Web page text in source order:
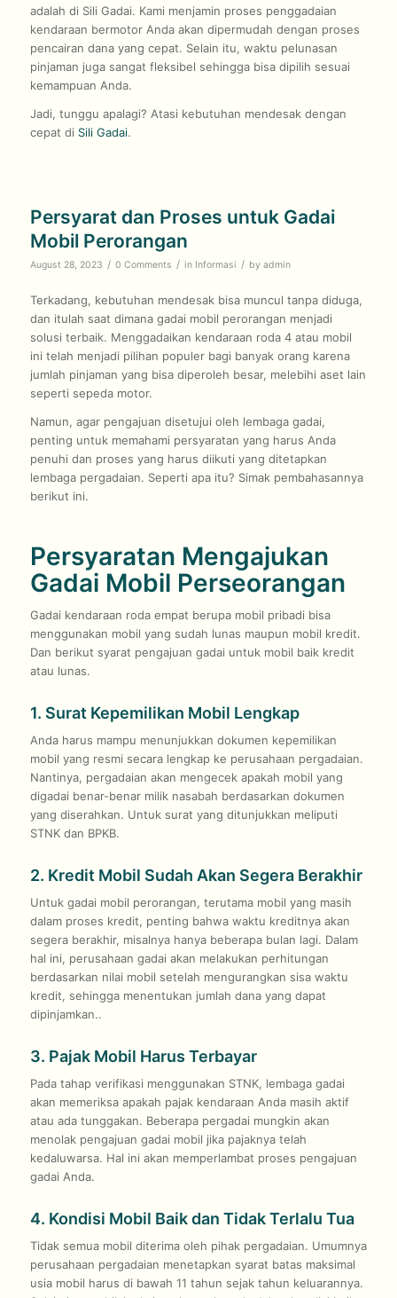
adalah di Sili Gadai. Kami menjamin proses penggadaian
kendaraan bermotor Anda akan dipermudah dengan proses
pencairan dana yang cepat. Selain itu, waktu pelunasan
pinjaman juga sangat fleksibel sehingga bisa dipilih sesuai
kemampuan Anda.
Jadi, tunggu apalagi? Atasi kebutuhan mendesak dengan
cepat di Sili Gadai.
Persyarat dan Proses untuk Gadai
Mobil Perorangan
August 28, 2023 / 0 Comments / in Informasi / by admin
Terkadang, kebutuhan mendesak bisa muncul tanpa diduga,
dan itulah saat dimana gadai mobil perorangan menjadi
solusi terbaik. Menggadaikan kendaraan roda 4 atau mobil
ini telah menjadi pilihan populer bagi banyak orang karena
jumlah pinjaman yang bisa diperoleh besar, melebihi aset lain
seperti sepeda motor.
Namun, agar pengajuan disetujui oleh lembaga gadai,
penting untuk memahami persyaratan yang harus Anda
penuhi dan proses yang harus diikuti yang ditetapkan
lembaga pergadaian. Seperti apa itu? Simak pembahasannya
berikut ini.
Persyaratan Mengajukan
Gadai Mobil Perseorangan
Gadai kendaraan roda empat berupa mobil pribadi bisa
menggunakan mobil yang sudah lunas maupun mobil kredit.
Dan berikut syarat pengajuan gadai untuk mobil baik kredit
atau lunas.
1. Surat Kepemilikan Mobil Lengkap
Anda harus mampu menunjukkan dokumen kepemilikan
mobil yang resmi secara lengkap ke perusahaan pergadaian.
Nantinya, pergadaian akan mengecek apakah mobil yang
digadai benar-benar milik nasabah berdasarkan dokumen
yang diserahkan. Untuk surat yang ditunjukkan meliputi
STNK dan BPKB.
2. Kredit Mobil Sudah Akan Segera Berakhir
Untuk gadai mobil perorangan, terutama mobil yang masih
dalam proses kredit, penting bahwa waktu kreditnya akan
segera berakhir, misalnya hanya beberapa bulan lagi. Dalam
hal ini, perusahaan gadai akan melakukan perhitungan
berdasarkan nilai mobil setelah mengurangkan sisa waktu
kredit, sehingga menentukan jumlah dana yang dapat
dipinjamkan..
3. Pajak Mobil Harus Terbayar
Pada tahap verifikasi menggunakan STNK, lembaga gadai
akan memeriksa apakah pajak kendaraan Anda masih aktif
atau ada tunggakan. Beberapa pergadai mungkin akan
menolak pengajuan gadai mobil jika pajaknya telah
kedaluwarsa. Hal ini akan memperlambat proses pengajuan
gadai Anda.
4. Kondisi Mobil Baik dan Tidak Terlalu Tua
Tidak semua mobil diterima oleh pihak pergadaian. Umumnya
perusahaan pergadaian menetapkan syarat batas maksimal
usia mobil harus di bawah 11 tahun sejak tahun keluarannya.